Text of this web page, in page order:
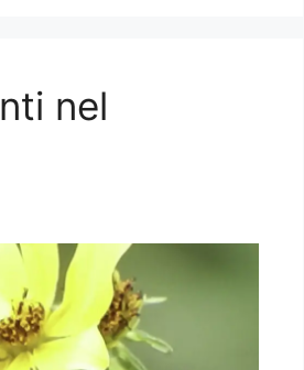
nel